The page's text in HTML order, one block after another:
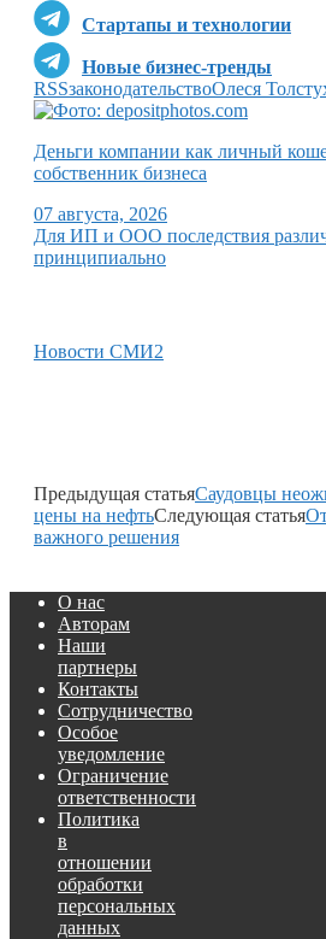
Стартапы и технологии
Новые бизнес-тренды
RSSзаконодательствоОлеся
Деньги компании как личный
собственник бизнеса
07 августа, 2026
Для ИП и ООО последствия
принципиально
Новости СМИ2
Предыдущая статьяСаудовцы
цены на нефтьСледующая статья
важного решения
О нас
Авторам
Наши
партнеры
Контакты
Сотрудничество
Особое
уведомление
Ограничение
ответственности
Политика
в
отношении
обработки
персональных
данных